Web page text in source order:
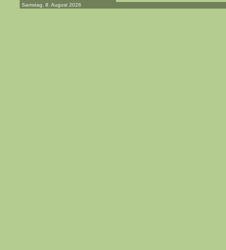
Samstag, 8. August 2026